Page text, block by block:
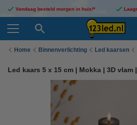
Vandaag besteld morgen in huis!*
Home Binnenverlichting Led kaarsen
Led kaars 5 x 15 cm | Mokka | 3D vlam